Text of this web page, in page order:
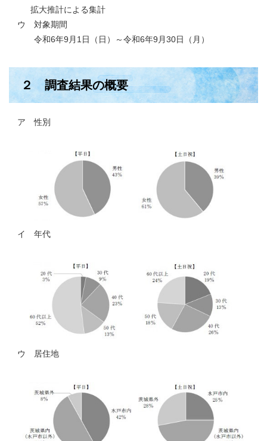
拡大推計による集計
ウ 対象期間
令和6年9月1日（日）～令和6年9月30日（月）
２ 調査結果の概要
ア 性別
イ 年代
ウ 居住地